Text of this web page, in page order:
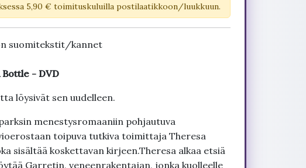
5,90 € toimituskuluilla postilaatikkoon/luukkuun.
suomitekstit/kannet
- DVD
löysivät sen uudelleen.
menestysromaaniin pohjautuva
toipuva tutkiva toimittaja Theresa
sisältää koskettavan kirjeen.Theresa alkaa etsiä
Garretin, veneenrakentajan, jonka kuolleelle